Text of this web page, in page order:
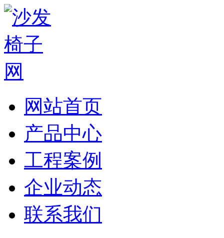
网站首页
产品中心
工程案例
企业动态
联系我们